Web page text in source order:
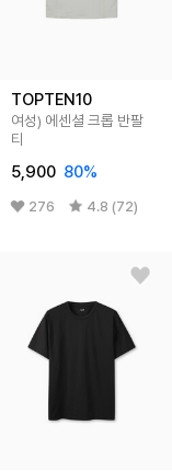
TOPTEN10
여성) 에센셜 크롭 반팔
티
5,900 80%
276 4.8 (72)